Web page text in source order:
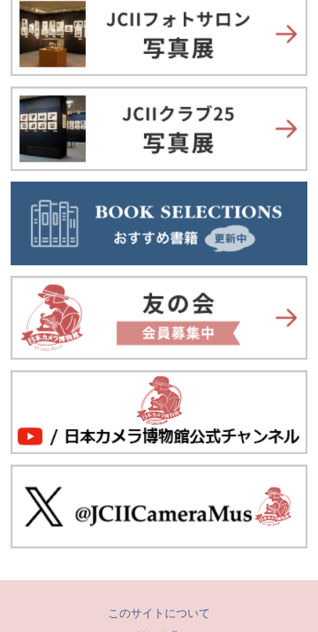
このサイトについて